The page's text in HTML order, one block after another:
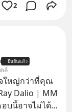
2
ยืนยันแล้ว
ล์
ใหญ่กว่าที่คุณ
Dalio | MM
อบนี้อาจไม่ได้